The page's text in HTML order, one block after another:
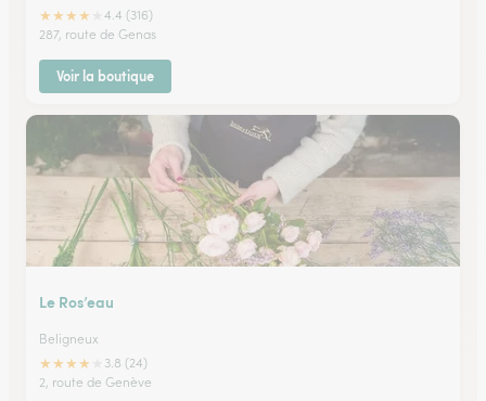
★★★★
4.4 (316)
287, route de Genas
Voir la boutique
Le Ros’eau
Beligneux
★★★★
3.8 (24)
2, route de Genève